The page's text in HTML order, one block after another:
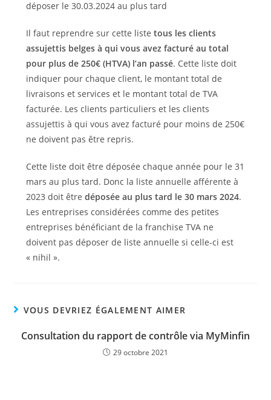
Il faut reprendre sur cette liste tous les clients
assujettis belges à qui vous avez facturé au total
pour plus de 250€ (HTVA) l’an passé. Cette liste doit
indiquer pour chaque client, le montant total de
livraisons et services et le montant total de TVA
facturée. Les clients particuliers et les clients
assujettis à qui vous avez facturé pour moins de 250€
ne doivent pas être repris.
Cette liste doit être déposée chaque année pour le 31
mars au plus tard. Donc la liste annuelle afférente à
2023 doit être déposée au plus tard le 30 mars 2024.
Les entreprises considérées comme des petites
entreprises bénéficiant de la franchise TVA ne
doivent pas déposer de liste annuelle si celle-ci est
« nihil ».
VOUS DEVRIEZ ÉGALEMENT AIMER
Consultation du rapport de contrôle via MyMinfin
29 octobre 2021